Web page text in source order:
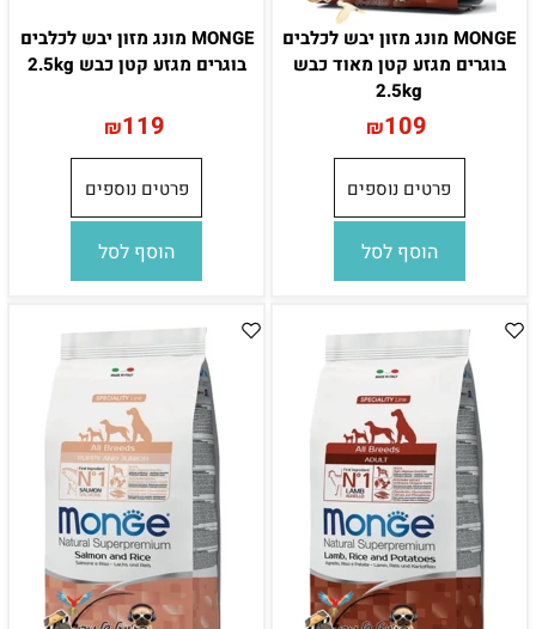
MONGE מונג מזון יבש לכלבים
בוגרים מגזע קטן מאוד כבש
2.5kg
₪109
פרטים נוספים
הוסף לסל
MONGE מונג מזון יבש לכלבים
בוגרים מגזע קטן כבש 2.5kg
₪119
פרטים נוספים
הוסף לסל